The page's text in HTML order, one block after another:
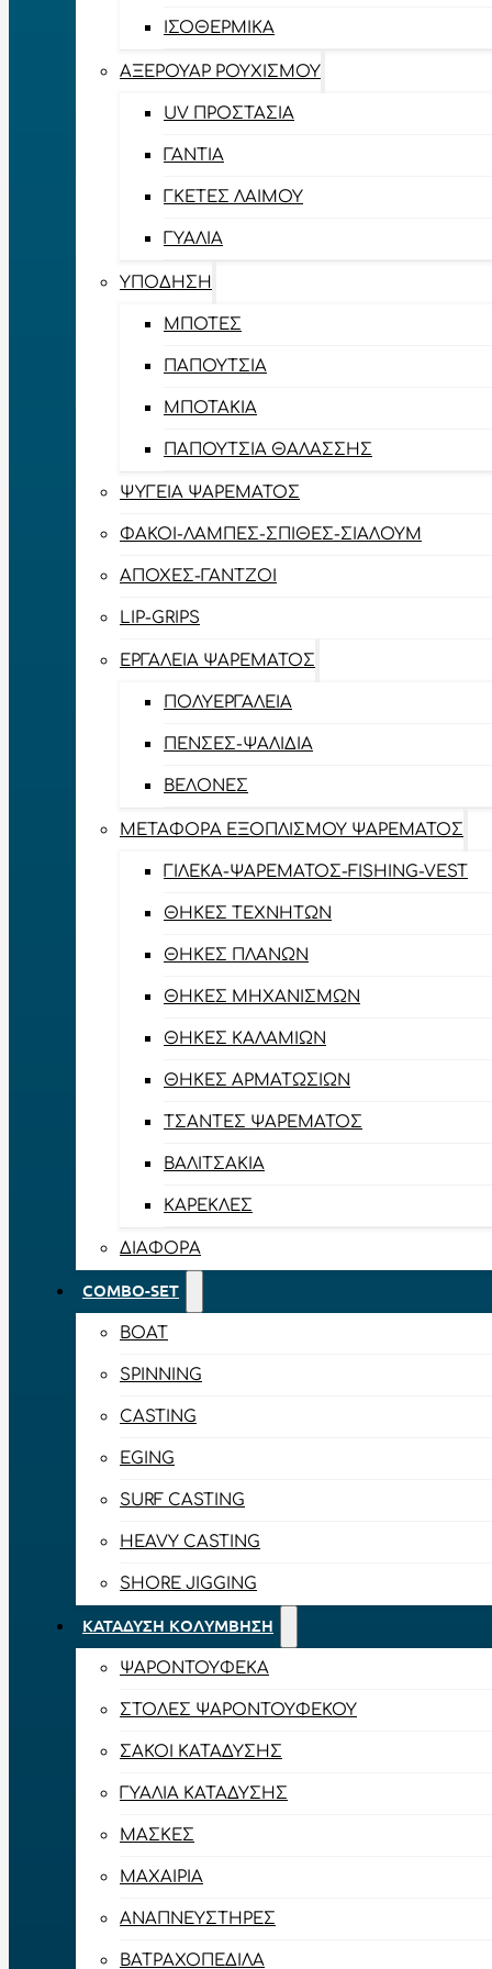
ΙΣΟΘΕΡΜΙΚΆ
ΑΞΕΡΟΥΆΡ ΡΟΥΧΙΣΜΟΎ
UV ΠΡΟΣΤΑΣΊΑ
ΓΆΝΤΙΑ
ΓΚΈΤΕΣ ΛΑΊΜΟΥ
ΓΥΑΛΙΆ
ΥΠΌΔΗΣΗ
ΜΠΌΤΕΣ
ΠΑΠΟΎΤΣΙΑ
ΜΠΟΤΆΚΙΑ
ΠΑΠΟΎΤΣΙΑ ΘΑΛΆΣΣΗΣ
ΨΥΓΕΊΑ ΨΑΡΈΜΑΤΟΣ
ΦΑΚΟΊ-ΛΆΜΠΕΣ-ΣΠΊΘΕΣ-ΣΊΑΛΟΥΜ
ΑΠΌΧΕΣ-ΓΆΝΤΖΟΙ
LIP-GRIPS
EΡΓΑΛΕΊΑ ΨΑΡΈΜΑΤΟΣ
ΠΟΛΥΕΡΓΑΛΕΊΑ
ΠΈΝΣΕΣ-ΨΑΛΊΔΙΑ
ΒΕΛΌΝΕΣ
ΜΕΤΑΦΟΡΆ ΕΞΟΠΛΙΣΜΟΎ ΨΑΡΈΜΑΤΟΣ
ΓΙΛΈΚΑ-ΨΑΡΈΜΑΤΟΣ-FISHING-VEST
ΘΉΚΕΣ ΤΕΧΝΗΤΏΝ
ΘΉΚΕΣ ΠΛΆΝΩΝ
ΘΉΚΕΣ ΜΗΧΑΝΙΣΜΏΝ
ΘΉΚΕΣ ΚΑΛΑΜΙΏΝ
ΘΉΚΕΣ ΑΡΜΑΤΩΣΙΏΝ
ΤΣΆΝΤΕΣ ΨΑΡΈΜΑΤΟΣ
ΒΑΛΙΤΣΆΚΙΑ
ΚΑΡΈΚΛΕΣ
ΔΙΆΦΟΡΑ
COMBO-SET
BOAT
SPINNING
CASTING
EGING
SURF CASTING
HEAVY CASTING
SHORE JIGGING
ΚΑΤΆΔΥΣΗ ΚΟΛΎΜΒΗΣΗ
ΨΑΡΟΝΤΟΎΦΕΚΑ
ΣΤΟΛΈΣ ΨΑΡΟΝΤΟΎΦΕΚΟΥ
ΣΆΚΟΙ ΚΑΤΆΔΥΣΗΣ
ΓΥΑΛΙΆ ΚΑΤΆΔΥΣΗΣ
ΜΆΣΚΕΣ
ΜΑΧΑΊΡΙΑ
ΑΝΑΠΝΕΥΣΤΉΡΕΣ
ΒΑΤΡΑΧΟΠΈΔΙΛΑ